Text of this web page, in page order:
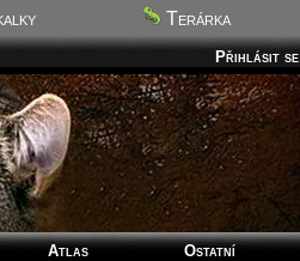
Terárka
Přihlásit se
Atlas
Ostatní